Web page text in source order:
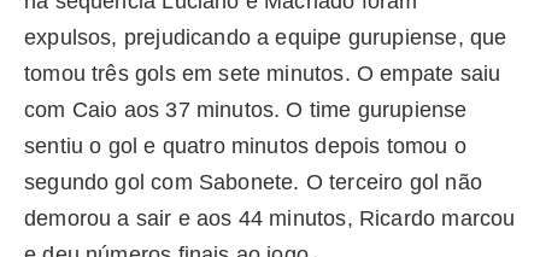
expulsos, prejudicando a equipe gurupiense, que
tomou três gols em sete minutos. O empate saiu
com Caio aos 37 minutos. O time gurupiense
sentiu o gol e quatro minutos depois tomou o
segundo gol com Sabonete. O terceiro gol não
demorou a sair e aos 44 minutos, Ricardo marcou